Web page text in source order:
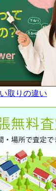
取りの違い